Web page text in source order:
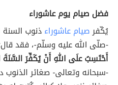
فضل صيام يوم عاشوراء
يُكّفرصيام عاشوراءذنوب السنة
-صلّى الله عليه وسلّم-، فقد
أَحْتَسِبُ علَى اللهِ أَنْ يُكَفِّرَ السَّنَةَ
-سبحانه وتعالى- صغائر الذنوب